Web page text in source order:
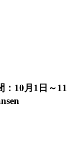
：10月1日～11